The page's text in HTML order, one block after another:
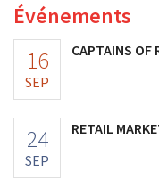
sa rentabilité.
Événements
16
SEP
CAPTAINS OF
24
SEP
RETAIL